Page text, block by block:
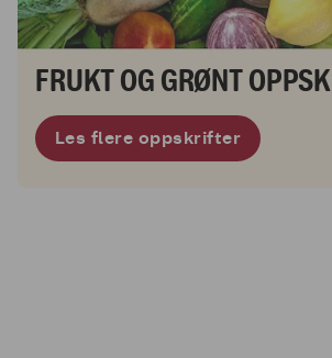
FRUKT OG GRØNT
Les flere oppskrifter